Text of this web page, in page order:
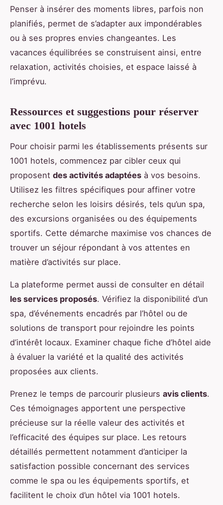
Penser à insérer des moments libres, parfois non
planifiés, permet de s’adapter aux impondérables
ou à ses propres envies changeantes. Les
vacances équilibrées se construisent ainsi, entre
relaxation, activités choisies, et espace laissé à
l’imprévu.
Ressources et suggestions pour réserver
avec 1001 hotels
Pour choisir parmi les établissements présents sur
1001 hotels, commencez par cibler ceux qui
proposent des activités adaptées à vos besoins.
Utilisez les filtres spécifiques pour affiner votre
recherche selon les loisirs désirés, tels qu’un spa,
des excursions organisées ou des équipements
sportifs. Cette démarche maximise vos chances de
trouver un séjour répondant à vos attentes en
matière d’activités sur place.
La plateforme permet aussi de consulter en détail
les services proposés. Vérifiez la disponibilité d’un
spa, d’événements encadrés par l’hôtel ou de
solutions de transport pour rejoindre les points
d’intérêt locaux. Examiner chaque fiche d’hôtel aide
à évaluer la variété et la qualité des activités
proposées aux clients.
Prenez le temps de parcourir plusieurs avis clients.
Ces témoignages apportent une perspective
précieuse sur la réelle valeur des activités et
l’efficacité des équipes sur place. Les retours
détaillés permettent notamment d’anticiper la
satisfaction possible concernant des services
comme le spa ou les équipements sportifs, et
facilitent le choix d’un hôtel via 1001 hotels.